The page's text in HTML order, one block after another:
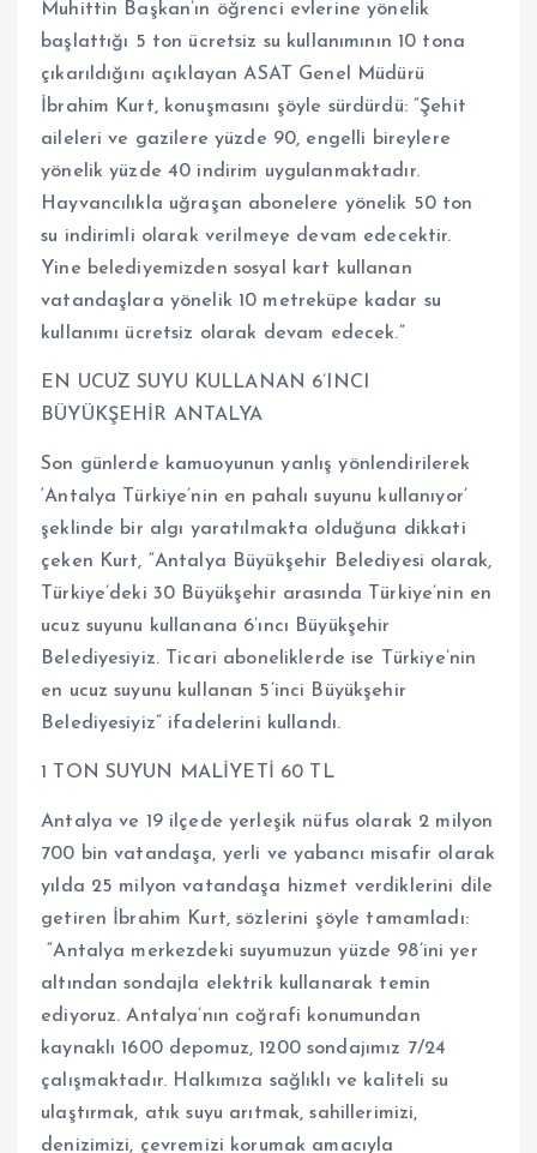
Muhittin Başkan’ın öğrenci evlerine yönelik
başlattığı 5 ton ücretsiz su kullanımının 10 tona
çıkarıldığını açıklayan ASAT Genel Müdürü
İbrahim Kurt, konuşmasını şöyle sürdürdü: “Şehit
aileleri ve gazilere yüzde 90, engelli bireylere
yönelik yüzde 40 indirim uygulanmaktadır.
Hayvancılıkla uğraşan abonelere yönelik 50 ton
su indirimli olarak verilmeye devam edecektir.
Yine belediyemizden sosyal kart kullanan
vatandaşlara yönelik 10 metreküpe kadar su
kullanımı ücretsiz olarak devam edecek.”
EN UCUZ SUYU KULLANAN 6’INCI
BÜYÜKŞEHİR ANTALYA
Son günlerde kamuoyunun yanlış yönlendirilerek
‘Antalya Türkiye’nin en pahalı suyunu kullanıyor’
şeklinde bir algı yaratılmakta olduğuna dikkati
çeken Kurt, “Antalya Büyükşehir Belediyesi olarak,
Türkiye’deki 30 Büyükşehir arasında Türkiye’nin en
ucuz suyunu kullanana 6’ıncı Büyükşehir
Belediyesiyiz. Ticari aboneliklerde ise Türkiye’nin
en ucuz suyunu kullanan 5’inci Büyükşehir
Belediyesiyiz” ifadelerini kullandı.
1 TON SUYUN MALİYETİ 60 TL
Antalya ve 19 ilçede yerleşik nüfus olarak 2 milyon
700 bin vatandaşa, yerli ve yabancı misafir olarak
yılda 25 milyon vatandaşa hizmet verdiklerini dile
getiren İbrahim Kurt, sözlerini şöyle tamamladı:
“Antalya merkezdeki suyumuzun yüzde 98’ini yer
altından sondajla elektrik kullanarak temin
ediyoruz. Antalya’nın coğrafi konumundan
kaynaklı 1600 depomuz, 1200 sondajımız 7/24
çalışmaktadır. Halkımıza sağlıklı ve kaliteli su
ulaştırmak, atık suyu arıtmak, sahillerimizi,
denizimizi, çevremizi korumak amacıyla